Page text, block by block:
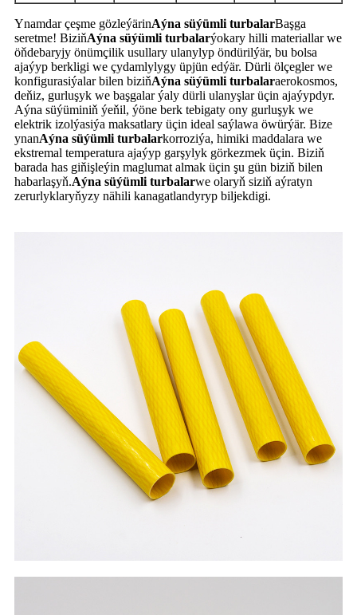
Ynamdar çeşme gözleýärinAýna süýümli turbalarBaşga
seretme! BiziňAýna süýümli turbalarýokary hilli materiallar we
öňdebaryjy önümçilik usullary ulanylyp öndürilýär, bu bolsa
ajaýyp berkligi we çydamlylygy üpjün edýär. Dürli ölçegler we
konfigurasiýalar bilen biziňAýna süýümli turbalaraerokosmos,
deňiz, gurluşyk we başgalar ýaly dürli ulanyşlar üçin ajaýypdyr.
Aýna süýüminiň ýeňil, ýöne berk tebigaty ony gurluşyk we
elektrik izolýasiýa maksatlary üçin ideal saýlawa öwürýär. Bize
ynanAýna süýümli turbalarkorroziýa, himiki maddalara we
ekstremal temperatura ajaýyp garşylyk görkezmek üçin. Biziň
barada has giňişleýin maglumat almak üçin şu gün biziň bilen
habarlaşyň.Aýna süýümli turbalarwe olaryň siziň aýratyn
zerurlyklaryňyzy nähili kanagatlandyryp biljekdigi.